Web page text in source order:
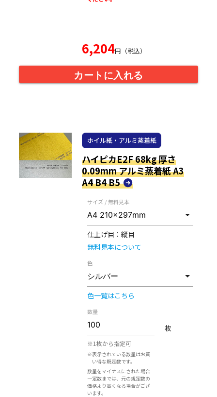
6,204円（税込）
カートに入れる
ホイル紙・アルミ蒸着紙
ハイピカE2F 68kg 厚さ
0.09mm アルミ蒸着紙 A3
A4 B4 B5
サイズ / 無料見本
仕上げ目： 縦目
無料見本について
色
色一覧はこちら
数量
※1枚から指定可
※表示されている数量はお買
い得な既定数です。
数量をマイナスにされた場合
一定数までは、元の規定数の
価格より高くなる場合がござ
います。
枚